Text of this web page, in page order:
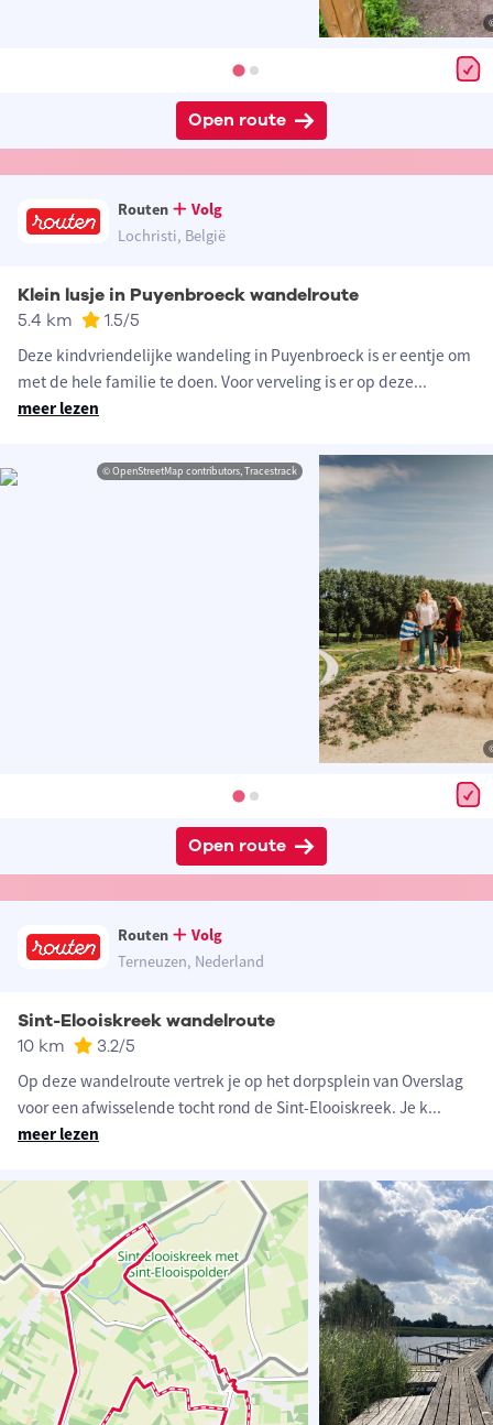
Open route
Routen
Volg
Lochristi, België
Klein lusje in Puyenbroeck wandelroute
5.4 km 1.5/5
Deze kindvriendelijke wandeling in Puyenbroeck is er eentje om
met de hele familie te doen. Voor verveling is er op deze...
meer lezen
© OpenStreetMap contributors, Tracestrack
Open route
Routen
Volg
Terneuzen, Nederland
Sint-Elooiskreek wandelroute
10 km 3.2/5
Op deze wandelroute vertrek je op het dorpsplein van Overslag
voor een afwisselende tocht rond de Sint-Elooiskreek. Je k...
meer lezen